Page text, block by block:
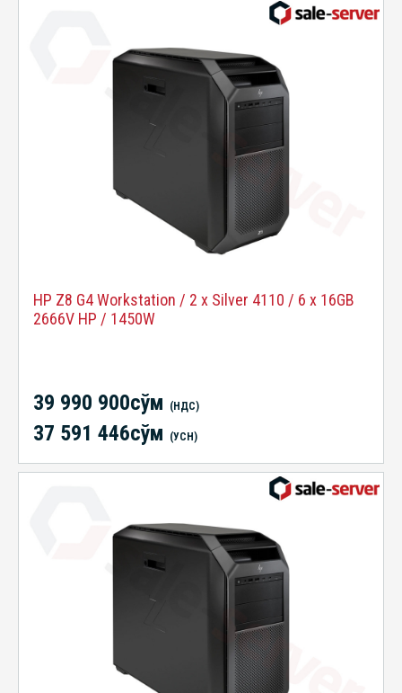
HP Z8 G4 Workstation / 2 x Silver 4110 / 6 x 16GB
2666V HP / 1450W
39 990 900сўм (НДС)
37 591 446сўм (УСН)